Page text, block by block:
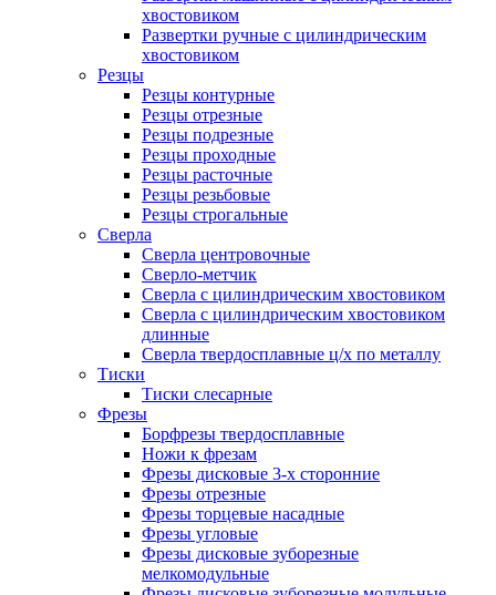
хвостовиком
Развертки ручные с цилиндрическим
хвостовиком
Резцы
Резцы контурные
Резцы отрезные
Резцы подрезные
Резцы проходные
Резцы расточные
Резцы резьбовые
Резцы строгальные
Сверла
Сверла центровочные
Сверло-метчик
Сверла с цилиндрическим хвостовиком
Сверла с цилиндрическим хвостовиком
длинные
Сверла твердосплавные ц/х по металлу
Тиски
Тиски слесарные
Фрезы
Борфрезы твердосплавные
Ножи к фрезам
Фрезы дисковые 3-х сторонние
Фрезы отрезные
Фрезы торцевые насадные
Фрезы угловые
Фрезы дисковые зуборезные
мелкомодульные